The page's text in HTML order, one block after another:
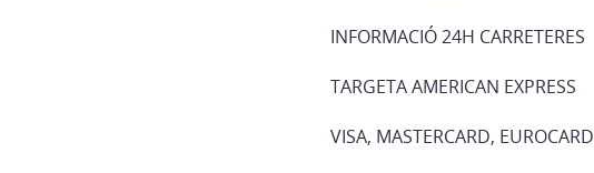
INFORMACIÓ 24H CARRETERES
TARGETA AMERICAN EXPRESS
VISA, MASTERCARD, EUROCARD